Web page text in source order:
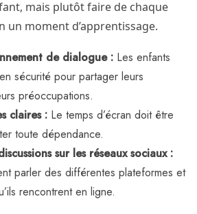
mais plutôt faire de chaque
un moment d’apprentissage.
de dialogue : Les enfants
sécurité pour partager leurs
préoccupations.
claires : Le temps d’écran doit être
toute dépendance.
sur les réseaux sociaux :
parler des différentes plateformes et
rencontrent en ligne.